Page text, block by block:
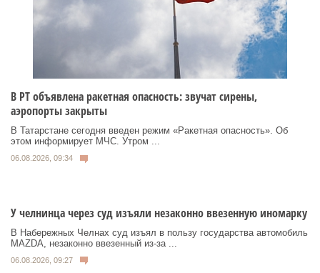
В РТ объявлена ракетная опасность: звучат сирены,
аэропорты закрыты
В Татарстане сегодня введен режим «Ракетная опасность». Об
этом информирует МЧС. Утром ...
06.08.2026, 09:34
У челнинца через суд изъяли незаконно ввезенную иномарку
В Набережных Челнах суд изъял в пользу государства автомобиль
MAZDA, незаконно ввезенный из‑за ...
06.08.2026, 09:27